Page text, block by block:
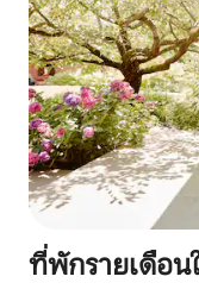
ที่พักรายเดือน